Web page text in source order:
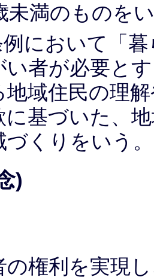
未満のものを
において「
い者が必要と
地域住民の理
に基づいた、
くりをいう。
)
の権利を実現